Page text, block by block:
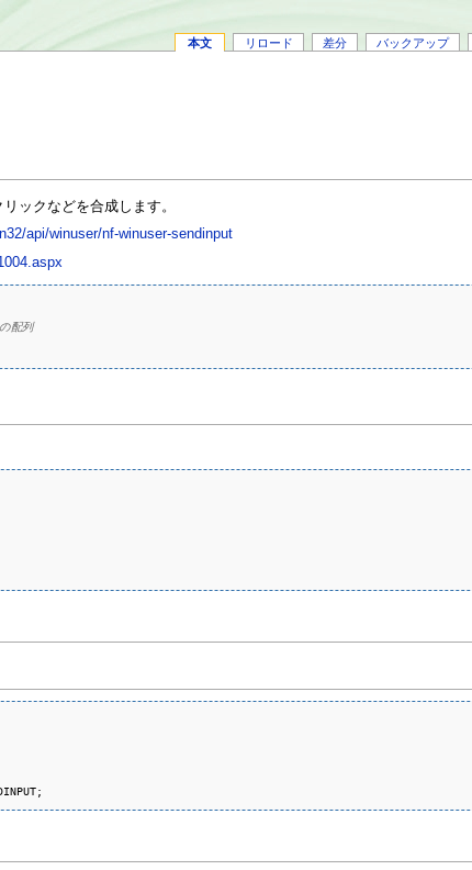
本文 リロード 差分 バックアップ
ックなどを合成します。
api/winuser/nf-winuser-sendinput
配列